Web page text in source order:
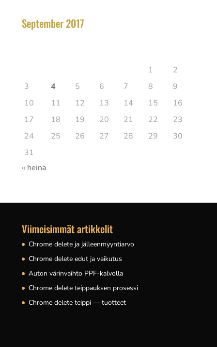
September 2017
1
2
3
4 5 6 7 8
9
10
11 12 13 14 15
16
17
18 19 20 21 22
23
24
25 26 27 28 29
30
31
« heinä
Viimeisimmät artikkelit
Chrome delete ja jälleenmyyntiarvo
Chrome delete edut ja vaikutus
Auton värinvaihto PPF-kalvolla
Chrome delete teippauksen prosessi
Chrome delete teippi — tuotteet